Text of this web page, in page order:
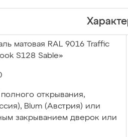
матовая RAL 9016 Traffic
S128 Sable»
открывания,
Blum (Австрия) или
закрыванием дверок или